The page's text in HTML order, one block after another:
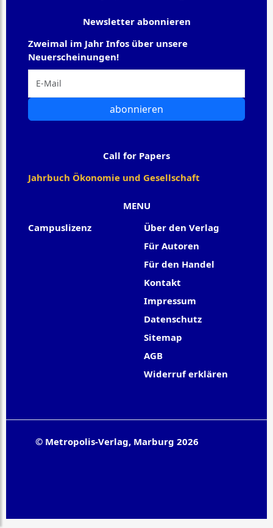
MENU
Campuslizenz
Über den Verlag
Für Autoren
Für den Handel
Kontakt
Impressum
Datenschutz
Sitemap
AGB
Widerruf erklären
Newsletter abonnieren
Zweimal im Jahr Infos über unsere
Neuerscheinungen!
abonnieren
Call for Papers
Jahrbuch Ökonomie und Gesellschaft
© Metropolis-Verlag, Marburg 2026